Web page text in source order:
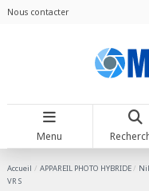
Nous contacter
Menu
Accueil APPAREIL PHOTO HYBRIDE
VR S